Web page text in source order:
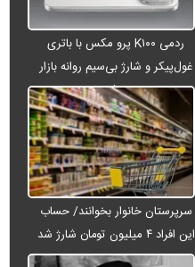
ردمی K۱۰۰ پرو مکس با باتری
غول‌پیکر و شارژ بی‌سیم روانه بازار
می‌شود
سرپرستان خانوار بخوانند/ حساب
این افراد ۴ میلیون تومان شارژ شد